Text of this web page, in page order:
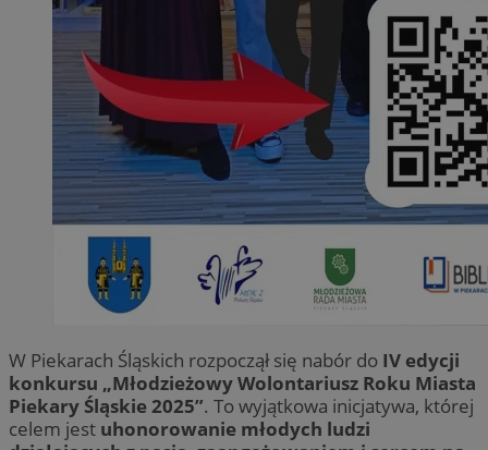
W Piekarach Śląskich rozpoczął się nabór do IV edycji
konkursu „Młodzieżowy Wolontariusz Roku Miasta
Piekary Śląskie 2025”. To wyjątkowa inicjatywa, której
celem jest uhonorowanie młodych ludzi